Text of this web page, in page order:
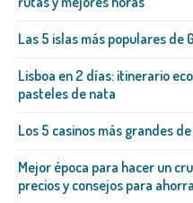
Las 5 islas más populares de
Lisboa en 2 días: itinerario
pasteles de nata
Los 5 casinos más grandes
Mejor época para hacer un
precios y consejos para